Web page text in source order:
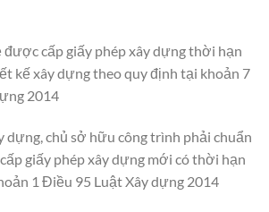
được cấp giấy phép xây dựng thời hạn
kế xây dựng theo quy định tại khoản 7
2014
dựng, chủ sở hữu công trình phải chuẩn
giấy phép xây dựng mới có thời hạn
1 Điều 95 Luật Xây dựng 2014